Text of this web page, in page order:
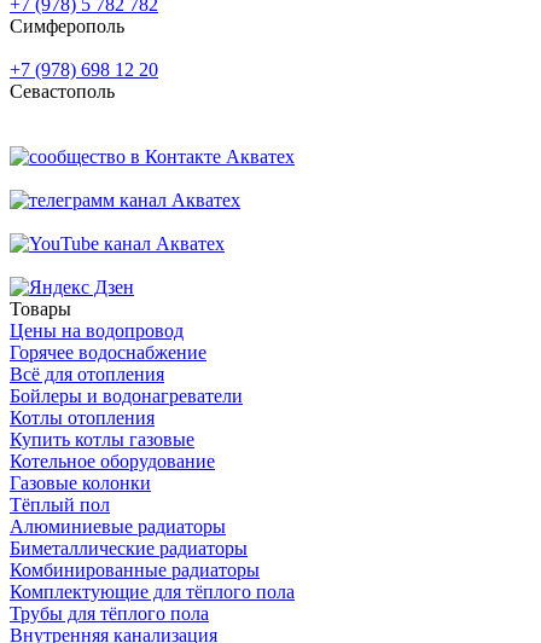
+7 (978) 5 782 782
Симферополь
+7 (978) 698 12 20
Севастополь
Товары
Цены на водопровод
Горячее водоснабжение
Всё для отопления
Бойлеры и водонагреватели
Котлы отопления
Купить котлы газовые
Котельное оборудование
Газовые колонки
Тёплый пол
Алюминиевые радиаторы
Биметаллические радиаторы
Комбинированные радиаторы
Комплектующие для тёплого пола
Трубы для тёплого пола
Внутренняя канализация